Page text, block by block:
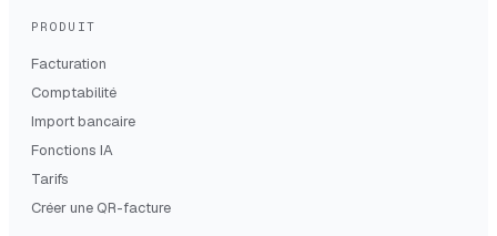
PRODUIT
Facturation
Comptabilité
Import bancaire
Fonctions IA
Tarifs
Créer une QR-facture